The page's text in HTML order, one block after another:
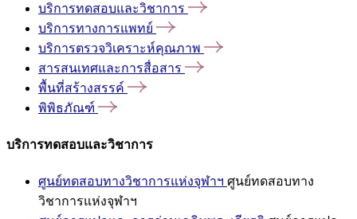
บริการทดสอบและวิชาการ
บริการทางการแพทย์
บริการตรวจวิเคราะห์คุณภาพ
สารสนเทศและการสื่อสาร
พื้นที่สร้างสรรค์
พิพิธภัณฑ์
บริการทดสอบและวิชาการ
ศูนย์ทดสอบทางวิชาการแห่งจุฬาฯ ศูนย์ทดสอบทาง
วิชาการแห่งจุฬาฯ